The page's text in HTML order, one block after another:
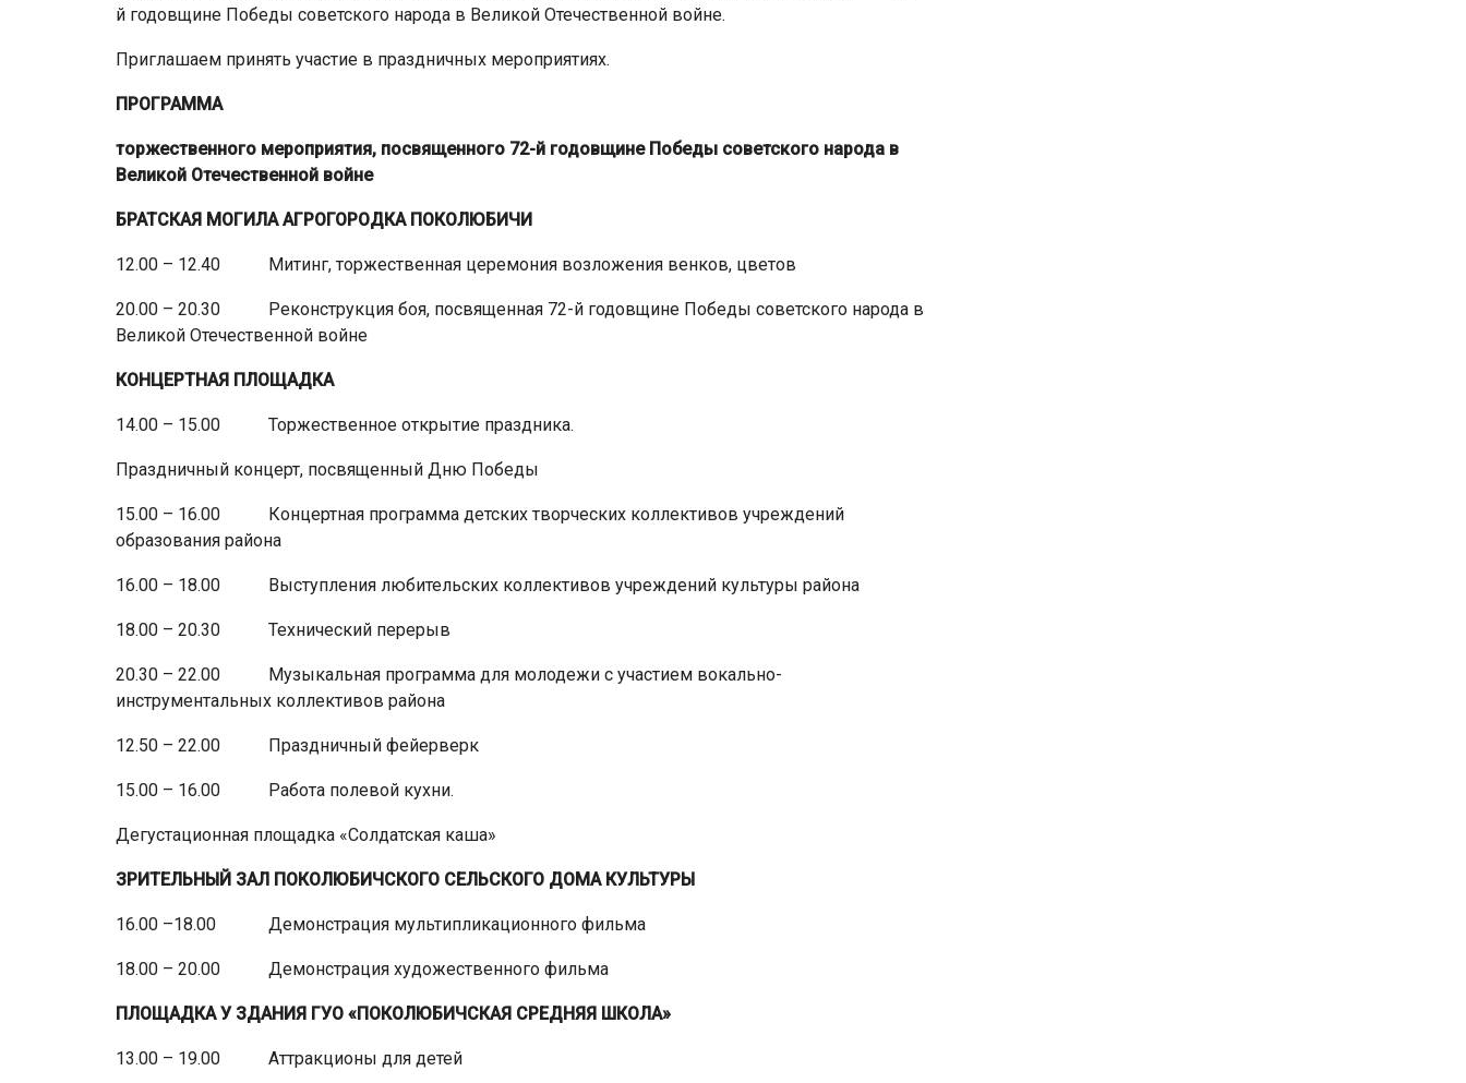
й годовщине Победы советского народа в Великой Отечественной войне.
Приглашаем принять участие в праздничных мероприятиях.
ПРОГРАММА
торжественного мероприятия, посвященного 72-й годовщине Победы советского народа в
Великой Отечественной войне
БРАТСКАЯ МОГИЛА АГРОГОРОДКА ПОКОЛЮБИЧИ
12.00 – 12.40 Митинг, торжественная церемония возложения венков, цветов
20.00 – 20.30 Реконструкция боя, посвященная 72-й годовщине Победы советского народа в
Великой Отечественной войне
КОНЦЕРТНАЯ ПЛОЩАДКА
14.00 – 15.00 Торжественное открытие праздника.
Праздничный концерт, посвященный Дню Победы
15.00 – 16.00 Концертная программа детских творческих коллективов учреждений
образования района
16.00 – 18.00 Выступления любительских коллективов учреждений культуры района
18.00 – 20.30 Технический перерыв
20.30 – 22.00 Музыкальная программа для молодежи с участием вокально-
инструментальных коллективов района
12.50 – 22.00 Праздничный фейерверк
15.00 – 16.00 Работа полевой кухни.
Дегустационная площадка «Солдатская каша»
ЗРИТЕЛЬНЫЙ ЗАЛ ПОКОЛЮБИЧСКОГО СЕЛЬСКОГО ДОМА КУЛЬТУРЫ
16.00 –18.00 Демонстрация мультипликационного фильма
18.00 – 20.00 Демонстрация художественного фильма
ПЛОЩАДКА У ЗДАНИЯ ГУО «ПОКОЛЮБИЧСКАЯ СРЕДНЯЯ ШКОЛА»
13.00 – 19.00 Аттракционы для детей